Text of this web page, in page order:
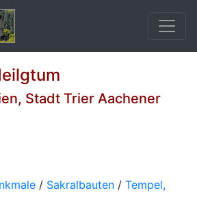
Stadt Trier Aachener
/ Sakralbauten / Tempel,